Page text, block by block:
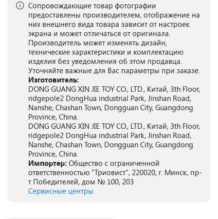
Сопровождающие товар фотографии
предоставлены производителем, отображение на
них внешнего вида товара зависит от настроек
экрана и может отличаться от оригинала.
Производитель может изменять дизайн,
технические характеристики и комплектацию
изделия без уведомления об этом продавца.
Уточняйте важные для Вас параметры при заказе.
Изготовитель:
DONG GUANG XIN JIE TOY CO., LTD., Китай, 3th Floor,
ridgepole2 DongHua industrial Park, Jinshan Road,
Nanshe, Chashan Town, Dongguan City, Guangdong
Province, China.
DONG GUANG XIN JIE TOY CO., LTD., Китай, 3th Floor,
ridgepole2 DongHua industrial Park, Jinshan Road,
Nanshe, Chashan Town, Dongguan City, Guangdong
Province, China.
Импортер: Общество с ограниченной
ответственностью "Триовист", 220020, г. Минск, пр-
т Победителей, дом № 100, 203
Сервисные центры